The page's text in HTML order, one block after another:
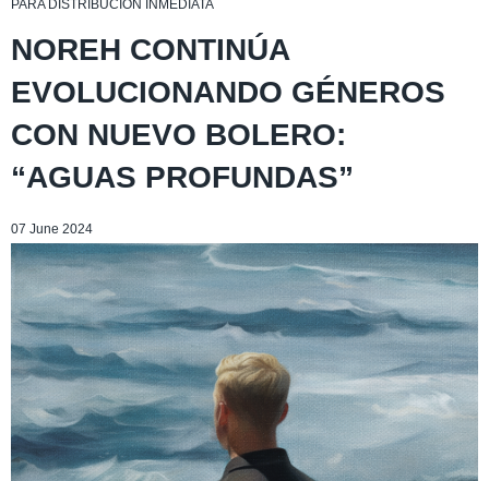
PARA DISTRIBUCIÓN INMEDIATA
NOREH CONTINÚA
EVOLUCIONANDO GÉNEROS
CON NUEVO BOLERO:
“AGUAS PROFUNDAS”
07 June 2024